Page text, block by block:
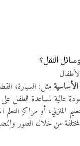
النقل؟
مثل: السيارة،
لمساعدة الطفل
المنزلي، أو مراكز التعلم
من خلال الصور